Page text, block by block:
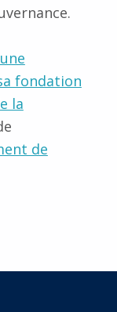
une
fondation
la
de